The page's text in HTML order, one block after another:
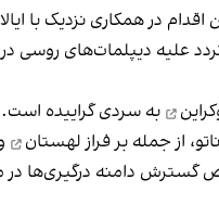
اقدام در همکاری نزدیک با
علیه دیپلمات‌های
به سردی گراییده است.
از جمله بر فرازلهستان
گسترش دامنه درگیری‌ها